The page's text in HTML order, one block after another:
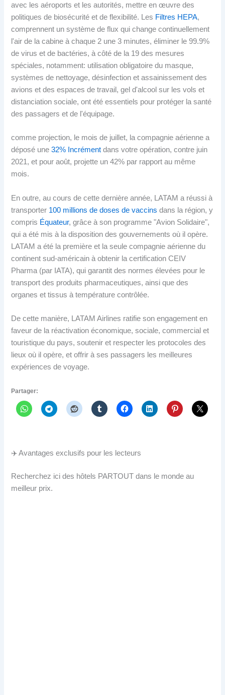
avec les aéroports et les autorités, mettre en œuvre des
politiques de biosécurité et de flexibilité. Les Filtres HEPA,
comprennent un système de flux qui change continuellement
l'air de la cabine à chaque 2 une 3 minutes, éliminer le 99.9%
de virus et de bactéries, à côté de la 19 des mesures
spéciales, notamment: utilisation obligatoire du masque,
systèmes de nettoyage, désinfection et assainissement des
avions et des espaces de travail, gel d'alcool sur les vols et
distanciation sociale, ont été essentiels pour protéger la santé
des passagers et de l'équipage.
comme projection, le mois de juillet, la compagnie aérienne a
déposé une32% Incrément dans votre opération, contre juin
2021, et pour août, projette un 42% par rapport au même
mois.
En outre, au cours de cette dernière année, LATAM a réussi à
transporter 100 millions de doses de vaccins dans la région, y
compris Équateur, grâce à son programme "Avion Solidaire",
qui a été mis à la disposition des gouvernements où il opère.
LATAM a été la première et la seule compagnie aérienne du
continent sud-américain à obtenir la certification CEIV
Pharma (par IATA), qui garantit des normes élevées pour le
transport des produits pharmaceutiques, ainsi que des
organes et tissus à température contrôlée.
De cette manière, LATAM Airlines ratifie son engagement en
faveur de la réactivation économique, sociale, commercial et
touristique du pays, soutenir et respecter les protocoles des
lieux où il opère, et offrir à ses passagers les meilleures
expériences de voyage.
Partager:
✈️ Avantages exclusifs pour les lecteurs
Recherchez ici des hôtels PARTOUT dans le monde au
meilleur prix.